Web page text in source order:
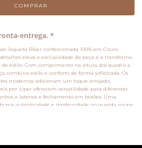
entrega. *
Jaqueta Biker confeccionada 100% em Couro
eleva a exclusividade da peça e a transforma
estilo. Com comprimento na altura dos quadris e
combina estilo e conforto de forma sofisticada. Os
modernos adicionam um toque arrojado,
por zíper oferecem versatilidade para diferentes
e laterais e fechamento em botões. Uma
autenticidade e modernidade no guarda-roupa.